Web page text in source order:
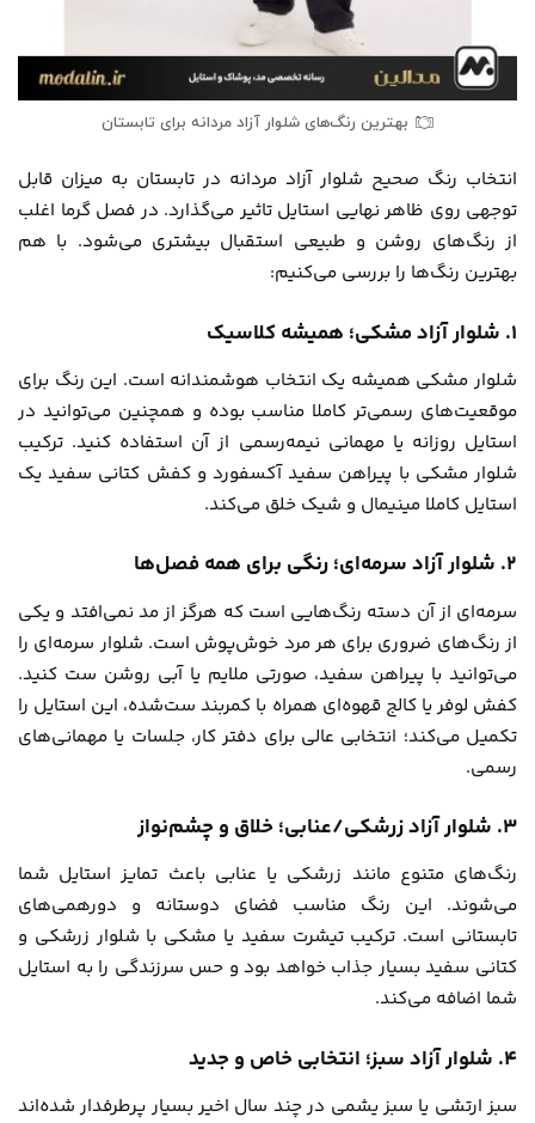
بهترین رنگ‌های شلوار آزاد مردانه برای تابستان
انتخاب رنگ صحیح شلوار آزاد مردانه در تابستان به میزان قابل
توجهی روی ظاهر نهایی استایل تاثیر می‌گذارد. در فصل گرما اغلب
از رنگ‌های روشن و طبیعی استقبال بیشتری می‌شود. با هم
بهترین رنگ‌ها را بررسی می‌کنیم:
۱. شلوار آزاد مشکی؛ همیشه کلاسیک
شلوار مشکی همیشه یک انتخاب هوشمندانه است. این رنگ برای
موقعیت‌های رسمی‌تر کاملا مناسب بوده و همچنین می‌توانید در
استایل روزانه یا مهمانی نیمه‌رسمی از آن استفاده کنید. ترکیب
شلوار مشکی با پیراهن سفید آکسفورد و کفش کتانی سفید یک
استایل کاملا مینیمال و شیک خلق می‌کند.
۲. شلوار آزاد سرمه‌ای؛ رنگی برای همه فصل‌ها
سرمه‌ای از آن دسته رنگ‌هایی است که هرگز از مد نمی‌افتد و یکی
از رنگ‌های ضروری برای هر مرد خوش‌پوش است. شلوار سرمه‌ای را
می‌توانید با پیراهن سفید، صورتی ملایم یا آبی روشن ست کنید.
کفش لوفر یا کالج قهوه‌ای همراه با کمربند ست‌شده، این استایل را
تکمیل می‌کند؛ انتخابی عالی برای دفتر کار، جلسات یا مهمانی‌های
رسمی.
۳. شلوار آزاد زرشکی/عنابی؛ خلاق و چشم‌نواز
رنگ‌های متنوع مانند زرشکی یا عنابی باعث تمایز استایل شما
می‌شوند. این رنگ مناسب فضای دوستانه و دورهمی‌های
تابستانی است. ترکیب تیشرت سفید یا مشکی با شلوار زرشکی و
کتانی سفید بسیار جذاب خواهد بود و حس سرزندگی را به استایل
شما اضافه می‌کند.
۴. شلوار آزاد سبز؛ انتخابی خاص و جدید
سبز ارتشی یا سبز یشمی در چند سال اخیر بسیار پرطرفدار شده‌اند